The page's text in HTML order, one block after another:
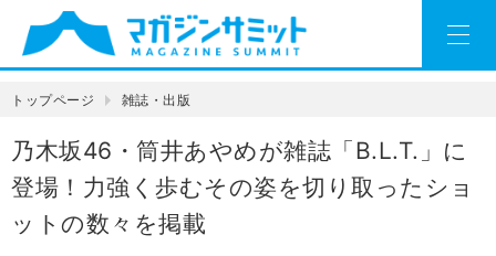
トップページ 雑誌・出版
乃木坂46・筒井あやめが雑誌「B.L.T.」に
登場！力強く歩むその姿を切り取ったショ
ットの数々を掲載